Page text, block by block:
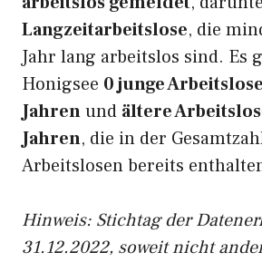
Langzeitarbeitslose, die
Jahr lang arbeitslos sind. Es
Honigsee 0 junge
Jahrenund ältere
Jahren, die in der
Arbeitslosen bereits
Hinweis: Stichtag der
31.12.2022, soweit nicht